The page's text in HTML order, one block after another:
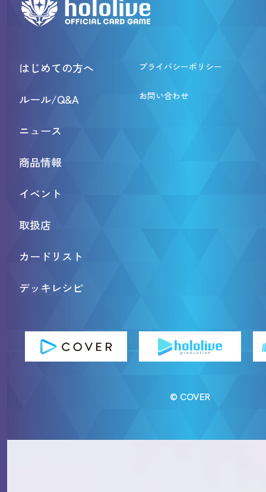
はじめての方へ
ルール/Q&A
ニュース
商品情報
イベント
取扱店
カードリスト
デッキレシピ
プライバシーポリシー
お問い合わせ
© COVER